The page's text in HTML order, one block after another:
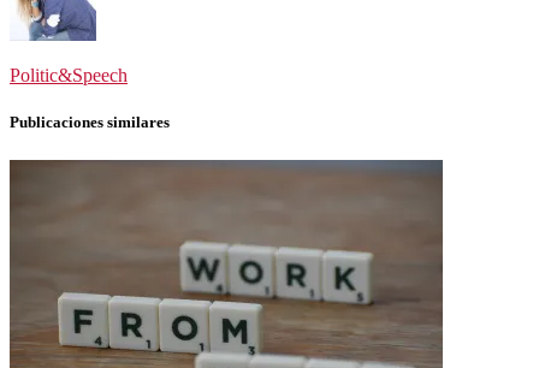
Politic&Speech
Publicaciones similares